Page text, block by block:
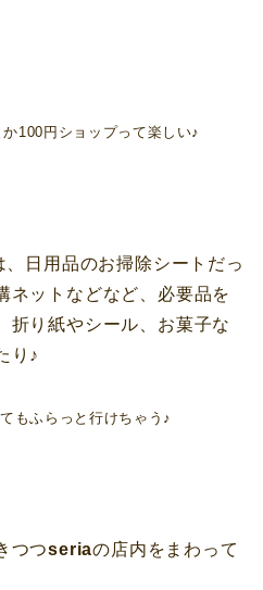
100円ショップって楽しい♪
日用品のお掃除シートだっ
ネットなどなど、必要品を
折り紙やシール、お菓子な
り♪
もふらっと行けちゃう♪
つつseriaの店内をまわって